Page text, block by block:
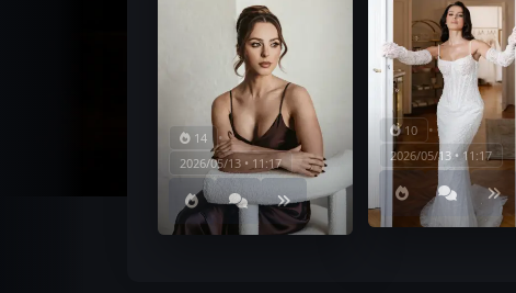
14 •
2026/05/13 • 11:17
10 •
2026/05/13 • 11:17